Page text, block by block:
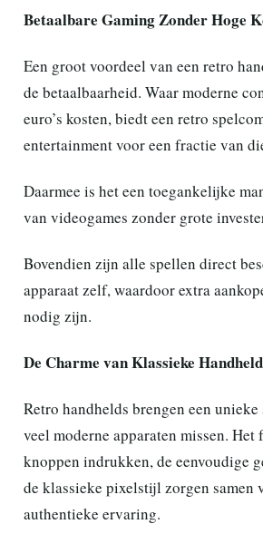
Betaalbare Gaming Zonder Hoge
Een groot voordeel van een retro
de betaalbaarheid. Waar moderne
euro’s kosten, biedt een retro
entertainment voor een fractie van
Daarmee is het een toegankelijke
van videogames zonder grote
Bovendien zijn alle spellen direct
apparaat zelf, waardoor extra
nodig zijn.
De Charme van Klassieke
Retro handhelds brengen een
veel moderne apparaten missen.
knoppen indrukken, de eenvoudige
de klassieke pixelstijl zorgen samen
authentieke ervaring.